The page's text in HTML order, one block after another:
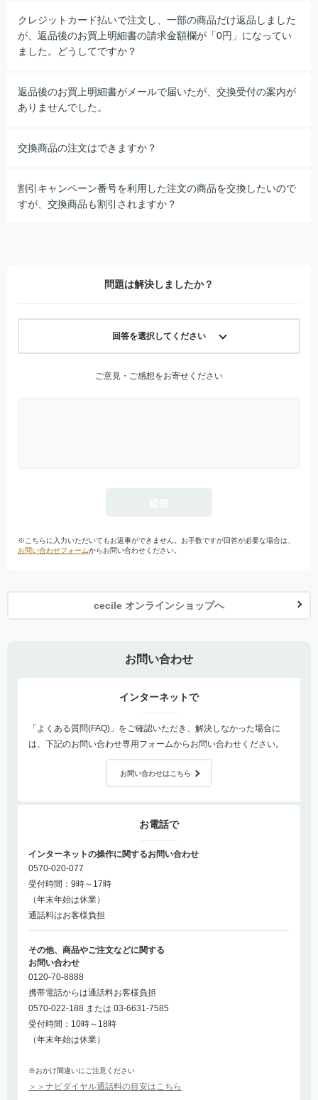
クレジットカード払いで注文し、一部の商品だけ返品しました
が、返品後のお買上明細書の請求金額欄が「0円」になってい
ました。どうしてですか？
返品後のお買上明細書がメールで届いたが、交換受付の案内が
ありませんでした。
交換商品の注文はできますか？
割引キャンペーン番号を利用した注文の商品を交換したいので
すが、交換商品も割引されますか？
問題は解決しましたか？
回答を選択してください
ご意見・ご感想をお寄せください
※こちらに入力いただいてもお返事ができません。お手数ですが回答が必要な場合は、
お問い合わせフォームからお問い合わせください。
cecile オンラインショップへ
お問い合わせ
インターネットで
「よくある質問(FAQ)」をご確認いただき、解決しなかった場合に
は、下記のお問い合わせ専用フォームからお問い合わせください。
お問い合わせはこちら
お電話で
インターネットの操作に関するお問い合わせ
0570-020-077
受付時間：9時～17時
（年末年始は休業）
通話料はお客様負担
その他、商品やご注文などに関する
お問い合わせ
0120-70-8888
携帯電話からは通話料お客様負担
0570-022-188 または 03-6631-7585
受付時間：10時～18時
（年末年始は休業）
※おかけ間違いにご注意ください
＞＞ナビダイヤル通話料の目安はこちら